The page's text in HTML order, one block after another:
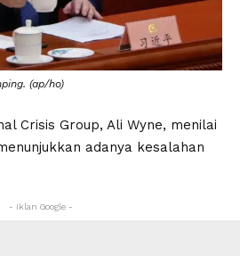
(ap/ho)
Crisis Group, Ali Wyne, menilai
adanya kesalahan
- Iklan Google -